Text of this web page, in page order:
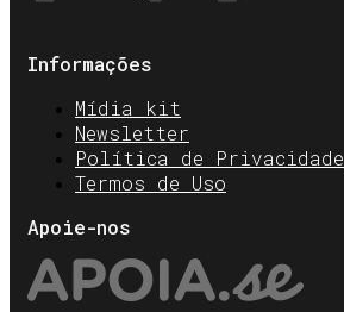
Informações
Mídia kit
Newsletter
Política de Privacidade
Termos de Uso
Apoie-nos